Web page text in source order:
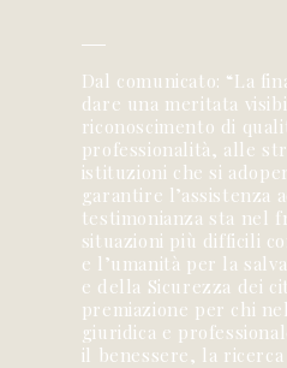
Dal comunicato: “La
dare una meritata
riconoscimento di
professionalità, alle
istituzioni che si
garantire l’assistenza
testimonianza sta nel
situazioni più difficili
e l’umanità per la
e della Sicurezza dei
premiazione per chi
giuridica e
il benessere, la ricerca